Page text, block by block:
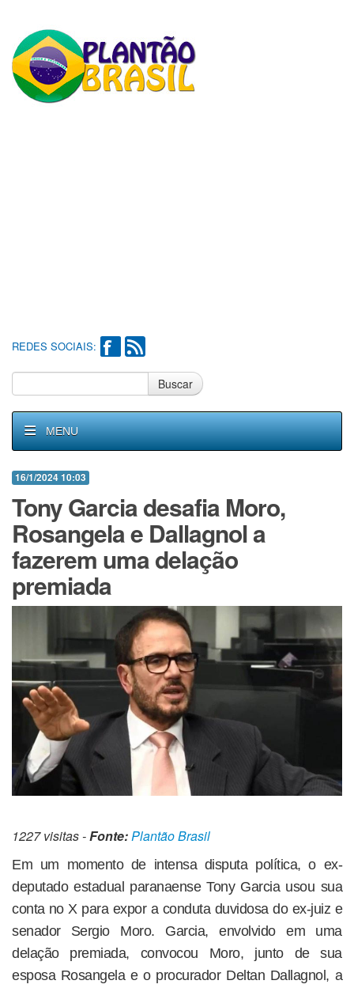
REDES SOCIAIS:
Buscar
MENU
16/1/2024 10:03
Tony Garcia desafia Moro,
Rosangela e Dallagnol a
fazerem uma delação
premiada
1227 visitas -Fonte:Plantão Brasil
Em um momento de intensa disputa política, o ex-
deputado estadual paranaense Tony Garcia usou sua
conta no X para expor a conduta duvidosa do ex-juiz e
senador Sergio Moro. Garcia, envolvido em uma
delação premiada, convocou Moro, junto de sua
esposa Rosangela e o procurador Deltan Dallagnol, a